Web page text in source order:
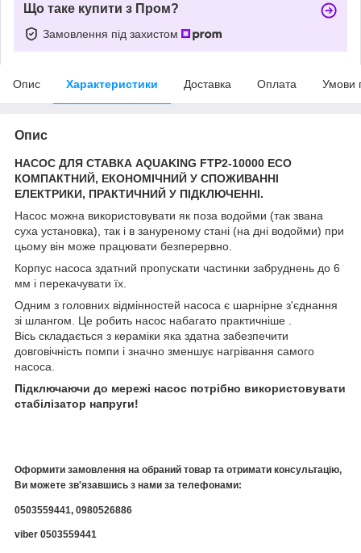
Що таке купити з Пром?
Замовлення під захистом
Опис Характеристики Доставка Оплата Умови
Опис
НАСОС ДЛЯ СТАВКА AQUAKING FTP2-10000 ECO
КОМПАКТНИЙ, ЕКОНОМІЧНИЙ У СПОЖИВАННІ
ЕЛЕКТРИКИ, ПРАКТИЧНИЙ У ПІДКЛЮЧЕННІ.
Насос можна використовувати як поза водойми (так звана
суха установка), так і в зануреному стані (на дні водойми) при
цьому він може працювати безперервно.
Корпус насоса здатний пропускати частинки забруднень до 6
мм і перекачувати їх.
Одним з головних відмінностей насоса є шарнірне з'єднання
зі шлангом. Це робить насос набагато практичніше .
Вісь складається з кераміки яка здатна забезпечити
довговічність помпи і значно зменшує нагрівання самого
насоса.
Підключаючи до мережі насос потрібно використовувати
стабілізатор напруги!
Оформити замовлення на обраний товар та отримати консультацію,
Ви можете зв'язавшись з нами за телефонами:
0503559441, 0980526886
viber 0503559441